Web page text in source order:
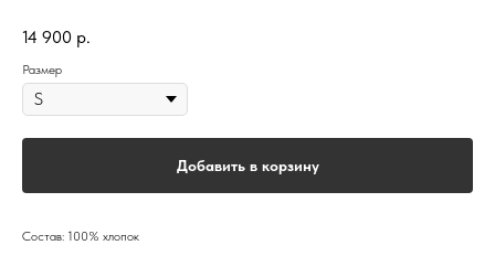
14 900 р.
Размер
Добавить в корзину
Состав: 100% хлопок